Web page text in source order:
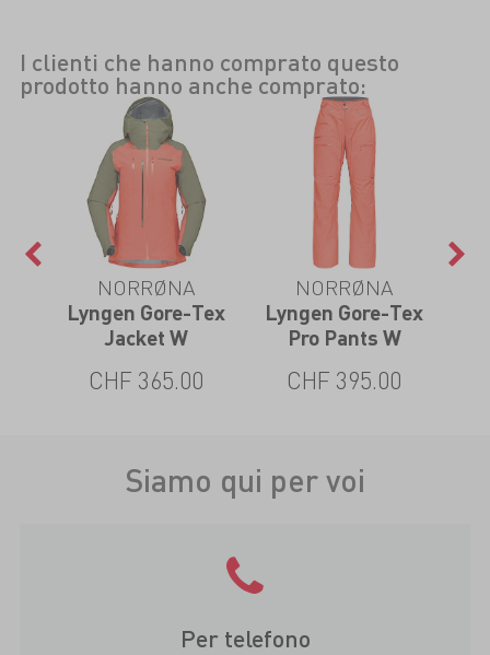
I clienti che hanno comprato questo
prodotto hanno anche comprato:
NORRØNA
Lyngen Gore-Tex
Jacket W
CHF 365.00
NORRØNA
Lyngen Gore-Tex
Pro Pants W
CHF 395.00
Siamo qui per voi
Per telefono